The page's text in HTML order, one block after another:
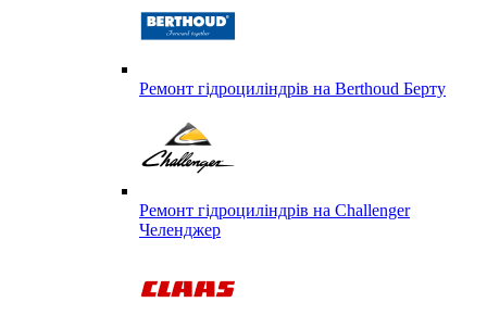
Ремонт гідроциліндрів на Berthoud Берту
Ремонт гідроциліндрів на Challenger
Челенджер